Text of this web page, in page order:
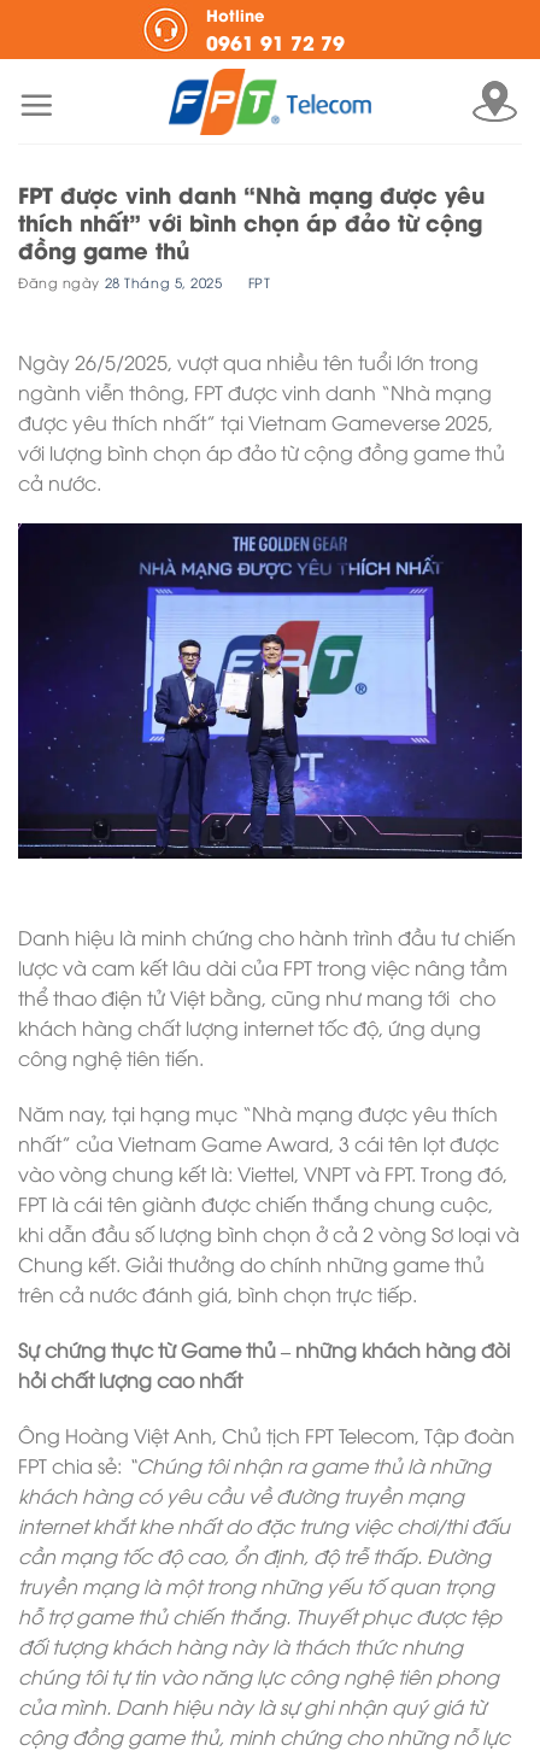
Hotline
0961 91 72 79
FPT được vinh danh “Nhà mạng được yêu
thích nhất” với bình chọn áp đảo từ cộng
đồng game thủ
Đăng ngày 28 Tháng 5, 2025 FPT
Ngày 26/5/2025, vượt qua nhiều tên tuổi lớn trong
ngành viễn thông, FPT được vinh danh “Nhà mạng
được yêu thích nhất” tại Vietnam Gameverse 2025,
với lượng bình chọn áp đảo từ cộng đồng game thủ
cả nước.
Danh hiệu là minh chứng cho hành trình đầu tư chiến
lược và cam kết lâu dài của FPT trong việc nâng tầm
thể thao điện tử Việt bằng, cũng như mang tới cho
khách hàng chất lượng internet tốc độ, ứng dụng
công nghệ tiên tiến.
Năm nay, tại hạng mục “Nhà mạng được yêu thích
nhất” của Vietnam Game Award, 3 cái tên lọt được
vào vòng chung kết là: Viettel, VNPT và FPT. Trong đó,
FPT là cái tên giành được chiến thắng chung cuộc,
khi dẫn đầu số lượng bình chọn ở cả 2 vòng Sơ loại và
Chung kết. Giải thưởng do chính những game thủ
trên cả nước đánh giá, bình chọn trực tiếp.
Sự chứng thực từ Game thủ – những khách hàng đòi
hỏi chất lượng cao nhất
Ông Hoàng Việt Anh, Chủ tịch FPT Telecom, Tập đoàn
FPT chia sẻ: “Chúng tôi nhận ra game thủ là những
khách hàng có yêu cầu về đường truyền mạng
internet khắt khe nhất do đặc trưng việc chơi/thi đấu
cần mạng tốc độ cao, ổn định, độ trễ thấp. Đường
truyền mạng là một trong những yếu tố quan trọng
hỗ trợ game thủ chiến thắng. Thuyết phục được tệp
đối tượng khách hàng này là thách thức nhưng
chúng tôi tự tin vào năng lực công nghệ tiên phong
của mình. Danh hiệu này là sự ghi nhận quý giá từ
cộng đồng game thủ, minh chứng cho những nỗ lực